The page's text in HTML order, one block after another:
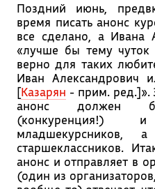
Поздний июнь,
время писать анонс
все сделано, а Ивана
«лучше бы тему чуток
верно для таких
Иван Александрович
[Казарян - прим. ред.]».
анонс должен
старшеклассников.
анонс и отправляет в
(один из